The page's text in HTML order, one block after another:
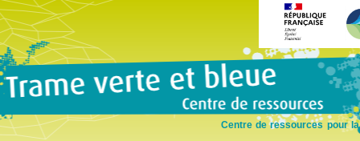
Centre de ressources pour